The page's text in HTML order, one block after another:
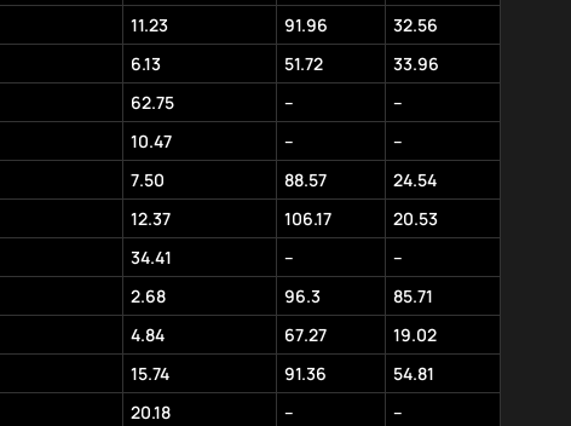
11.23 91.96
32.56
6.13 51.72
33.96
62.75 –
–
10.47 –
–
7.50 88.57
24.54
12.37 106.17
20.53
34.41 –
–
2.68 96.3
85.71
4.84 67.27
19.02
15.74 91.36
54.81
20.18 –
–